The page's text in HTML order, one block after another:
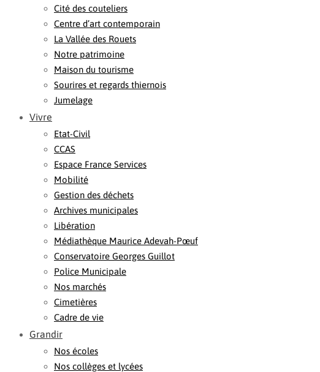
Cité des couteliers
Centre d’art contemporain
La Vallée des Rouets
Notre patrimoine
Maison du tourisme
Sourires et regards thiernois
Jumelage
Vivre
Etat-Civil
CCAS
Espace France Services
Mobilité
Gestion des déchets
Archives municipales
Libération
Médiathèque Maurice Adevah-Pœuf
Conservatoire Georges Guillot
Police Municipale
Nos marchés
Cimetières
Cadre de vie
Grandir
Nos écoles
Nos collèges et lycées